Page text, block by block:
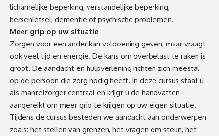
lichamelijke beperking, verstandelijke beperking,
hersenletsel, dementie of psychische problemen.
Meer grip op uw situatie
Zorgen voor een ander kan voldoening geven, maar vraagt
ook veel tijd en energie. De kans om overbelast te raken is
groot. De aandacht en hulpverlening richten zich meestal
op de persoon die zorg nodig heeft. In deze cursus staat u
als mantelzorger centraal en krijgt u de handvatten
aangereikt om meer grip te krijgen op uw eigen situatie.
Tijdens de cursus besteden we aandacht aan onderwerpen
zoals: het stellen van grenzen, het vragen om steun, het